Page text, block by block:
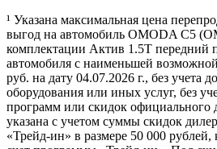
¹ Указана максимальная цена
выгод на автомобиль OMODA C5
комплектации Актив 1.5Т передний
автомобиля с наименьшей
руб. на дату 04.07.2026 г., без учета
оборудования или иных услуг, без
программ или скидок официального
указана с учетом суммы скидок
«Трейд-ин» в размере 50 000 рублей,